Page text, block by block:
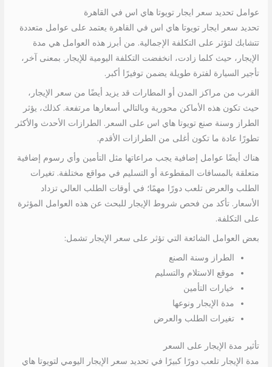
عوامل تحديد سعر ايجار تويوتا هاي اس في القاهرة
تحديد سعر ايجار تويوتا هاي اس في القاهرة يعتمد على عوامل متعددة
تتشابك لتؤثر على التكلفة الإجمالية. من أبرز هذه العوامل هي مدة
الإيجار، حيث كلما زادت، انخفضت التكلفة اليومية للإيجار. بمعنى آخر،
تأجير السيارة لفترة طويلة يضمن توفيرًا أكبر.
القرب من مراكز المدن أو المطارات قد يزيد أيضًا من سعر الإيجار،
حيث تكون هذه الأماكن محورية وبالتالي أسعارها مرتفعة. كذلك، يؤثر
الطراز وسنة صنع تويوتا هاي اس على السعر. الطرازات الأحدث والأكثر
تطورًا عادة ما تكون أغلى من الطرازات الأقدم.
هناك أيضًا عوامل إضافية يجب مراعاتها مثل التأمين وأي رسوم إضافية
متعلقة بالمسافات المقطوعة أو التسليم في مواقع مختلفة. تغيرات
الطلب والعرض تلعب دورًا مهمًا؛ في أوقات الطلب العالي تزداد
الأسعار. تأكد من فحص شروط الإيجار للبحث عن هذه العوامل المؤثرة
على التكلفة.
بعض العوامل الشائعة التي تؤثر على سعر الإيجار تشمل:
الطراز وسنة الصنع
موقع الاستلام والتسليم
خيارات التأمين
مدة الإيجار ونوعها
تغيرات الطلب والعرض
تأثير مدة الإيجار على السعر
مدة الإيجار تلعب دورًا كبيرًا في تحديد سعر الإيجار اليومي لتويوتا هاي